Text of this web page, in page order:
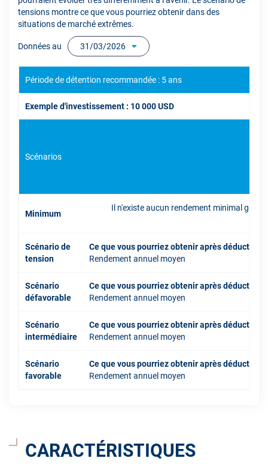
tensions montre ce que vous pourriez obtenir dans des
situations de marché extrêmes.
Données au 31/03/2026
Période de détention recommandée : 5 ans
Exemple d'investissement : 10 000 USD
Scénarios
Minimum
Il n'existe aucun rendement minimal
Scénario de
tension
Ce que vous pourriez obtenir après déduction
Rendement annuel moyen
Scénario
défavorable
Ce que vous pourriez obtenir après déduction
Rendement annuel moyen
Scénario
intermédiaire
Ce que vous pourriez obtenir après déduction
Rendement annuel moyen
Scénario
favorable
Ce que vous pourriez obtenir après déduction
Rendement annuel moyen
CARACTÉRISTIQUES